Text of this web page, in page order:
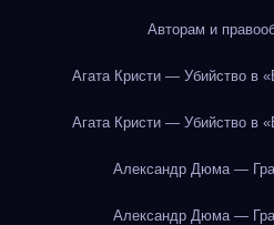
Авторам и
Агата Кристи — Убийство в
Агата Кристи — Убийство в
Александр Дюма —
Александр Дюма —